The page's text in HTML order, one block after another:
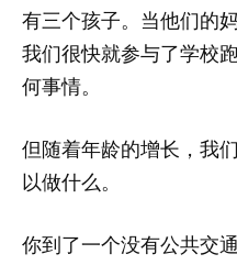
有三个孩子。当他们的
我们很快就参与了学校
何事情。
但随着年龄的增长，我
以做什么。
你到了一个没有公共交